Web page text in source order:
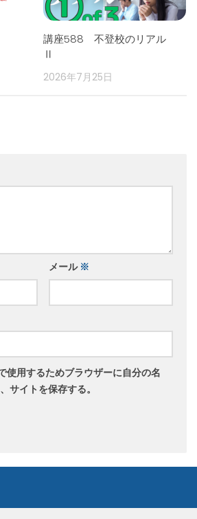
講座588 不登校のリアル
Ⅱ
2026年7月25日
メール ※
使用するためブラウザーに自分の名
サイトを保存する。